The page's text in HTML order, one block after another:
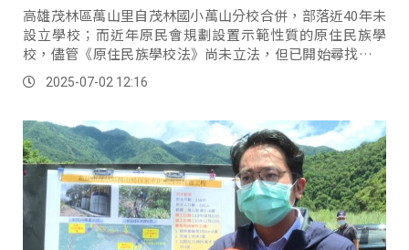
高雄茂林區萬山里自茂林國小萬山分校合併，部落近40年未
設立學校；而近年原民會規劃設置示範性質的原住民族學
校，儘管《原住民族學校法》尚未立法，但已開始尋找具可
行性的部落地點，因此立委伍麗華日前偕同原民會前往萬山
部落，實地了解設校需求與族人意願。
2025-07-02 12:16